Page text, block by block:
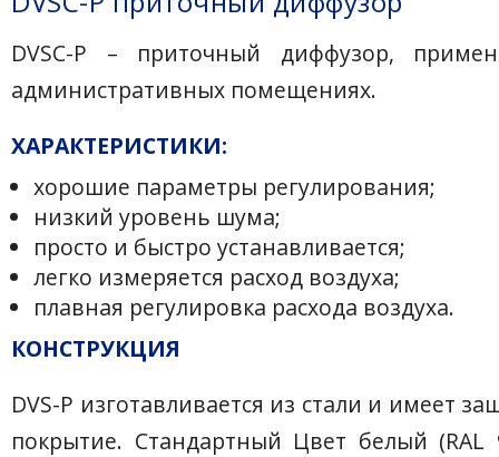
DVSC-P – приточный диффузор,
административных помещениях.
ХАРАКТЕРИСТИКИ:
хорошие параметры регулирования;
низкий уровень шума;
просто и быстро устанавливается;
легко измеряется расход воздуха;
плавная регулировка расхода воздуха.
КОНСТРУКЦИЯ
DVS-P изготавливается из стали и имеет
покрытие. Стандартный Цвет белый (RAL